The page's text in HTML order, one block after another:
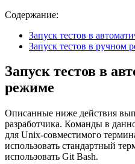
Содержание:
Запуск тестов в
Запуск тестов в ручном
Запуск тестов в
режиме
Описанные ниже действия
разработчика. Команды в
для Unix-совместимого
использовать стандартный
использовать Git Bash.